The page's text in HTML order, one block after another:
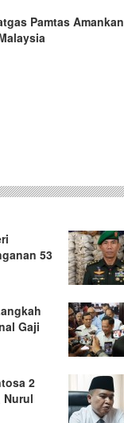
Pamtas Amankan
53
Gaji
2
Nurul